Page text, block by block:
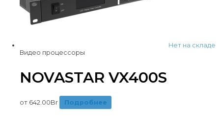
Нет на складе
Видео процессоры
NOVASTAR VX400S
от 642.00Br Подробнее